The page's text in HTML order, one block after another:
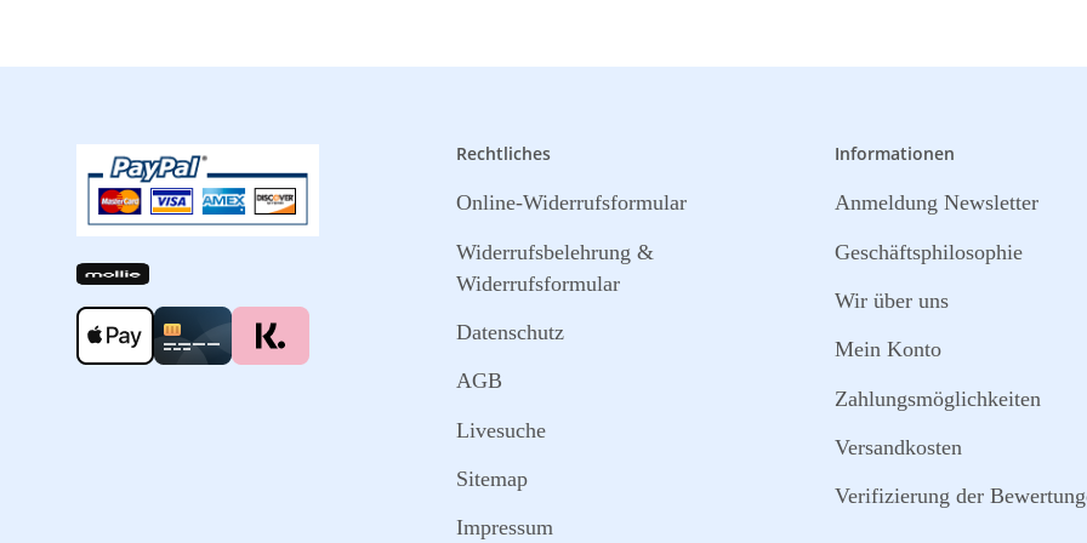
Rechtliches
Online-Widerrufsformular
Widerrufsbelehrung &
Widerrufsformular
Datenschutz
AGB
Livesuche
Sitemap
Impressum
Informationen
Anmeldung Newsletter
Geschäftsphilosophie
Wir über uns
Mein Konto
Zahlungsmöglichkeiten
Versandkosten
Verifizierung der